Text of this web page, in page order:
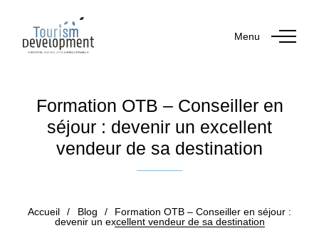
Menu
Formation OTB – Conseiller en
séjour : devenir un excellent
vendeur de sa destination
Accueil / Blog /
Formation OTB – Conseiller en séjour :
devenir un excellent vendeur de sa destination